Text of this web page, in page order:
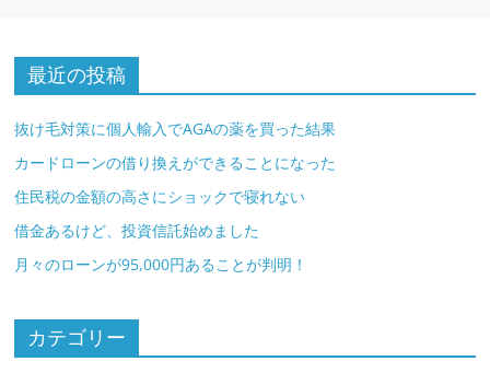
最近の投稿
抜け毛対策に個人輸入でAGAの薬を買った結果
カードローンの借り換えができることになった
住民税の金額の高さにショックで寝れない
借金あるけど、投資信託始めました
月々のローンが95,000円あることが判明！
カテゴリー